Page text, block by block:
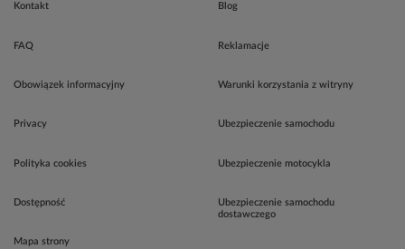
Kontakt
FAQ
Obowiązek informacyjny
Privacy
Polityka cookies
Dostępność
Mapa strony
Blog
Reklamacje
Warunki korzystania z witryny
Ubezpieczenie samochodu
Ubezpieczenie motocykla
Ubezpieczenie samochodu
dostawczego